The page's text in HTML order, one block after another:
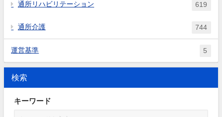
通所リハビリテーション 619
通所介護 744
運営基準 5
検索
キーワード